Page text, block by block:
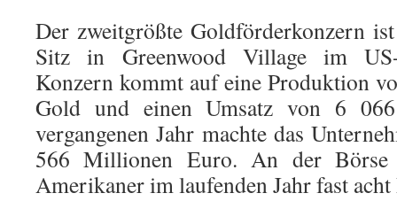
Der zweitgrößte Goldförderkonzern
Sitz in Greenwood Village im
Konzern kommt auf eine Produktion
Gold und einen Umsatz von 6
vergangenen Jahr machte das
566 Millionen Euro. An der
Amerikaner im laufenden Jahr fast acht